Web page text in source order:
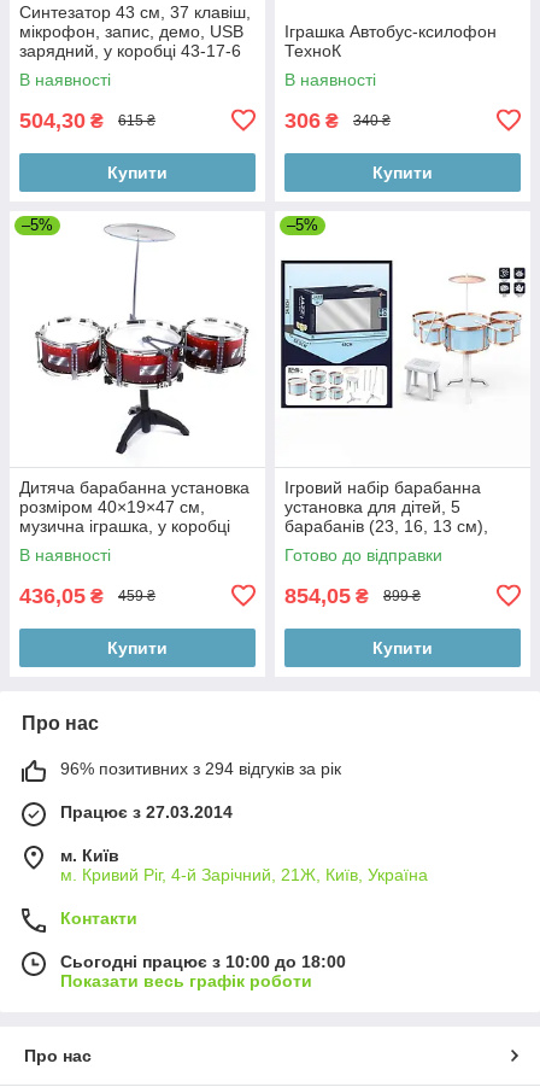
Синтезатор 43 см, 37 клавіш,
мікрофон, запис, демо, USB
зарядний, у коробці 43-17-6
см
В наявності
504,30 ₴ 615 ₴
Купити
Іграшка Автобус-ксилофон
ТехноК
В наявності
306 ₴ 340 ₴
Купити
–5%
Дитяча барабанна установка
розміром 40×19×47 см,
музична іграшка, у коробці
34×20×12 см
В наявності
436,05 ₴ 459 ₴
Купити
–5%
Ігровий набір барабанна
установка для дітей, 5
барабанів (23, 16, 13 см),
стійка з тарілкою, зручний
стільчик та палички для гри,
Готово до відправки
854,05 ₴ 899 ₴
Купити
Про нас
96% позитивних з 294 відгуків за рік
Працює з 27.03.2014
м. Київ
м. Кривий Ріг, 4-й Зарічний, 21Ж, Київ, Україна
Контакти
Сьогодні працює з 10:00 до 18:00
Показати весь графік роботи
Про нас